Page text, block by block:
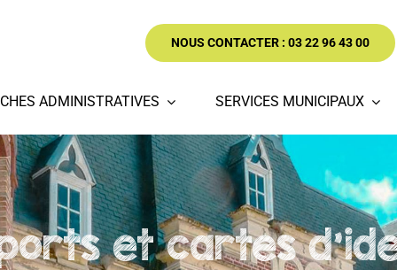
NOUS CONTACTER : 03 22 96 43 00
ADMINISTRATIVES SERVICES MUNICIPAUX
et cartes